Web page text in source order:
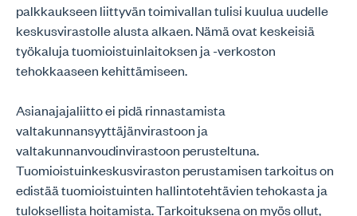
palkkaukseen liittyvän toimivallan tulisi kuulua uudelle
keskusvirastolle alusta alkaen. Nämä ovat keskeisiä
työkaluja tuomioistuinlaitoksen ja -verkoston
tehokkaaseen kehittämiseen.
Asianajajaliitto ei pidä rinnastamista
valtakunnansyyttäjänvirastoon ja
valtakunnanvoudinvirastoon perusteltuna.
Tuomioistuinkeskusviraston perustamisen tarkoitus on
edistää tuomioistuinten hallintotehtävien tehokasta ja
tuloksellista hoitamista. Tarkoituksena on myös ollut,